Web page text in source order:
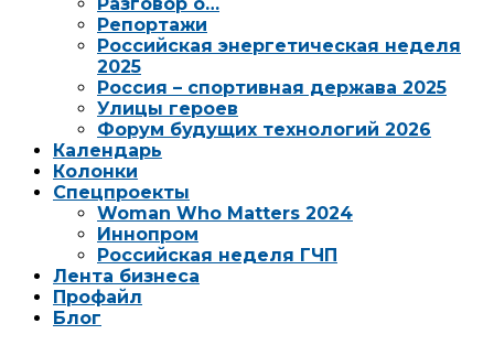
Репортажи
Российская энергетическая неделя
2025
Россия – спортивная держава 2025
Улицы героев
Форум будущих технологий 2026
Календарь
Колонки
Спецпроекты
Woman Who Matters 2024
Иннопром
Российская неделя ГЧП
Лента бизнеса
Профайл
Блог